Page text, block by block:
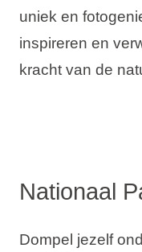
Merken
uniek en
inspireren en
kracht van de
Nationaal
Dompel jezelf